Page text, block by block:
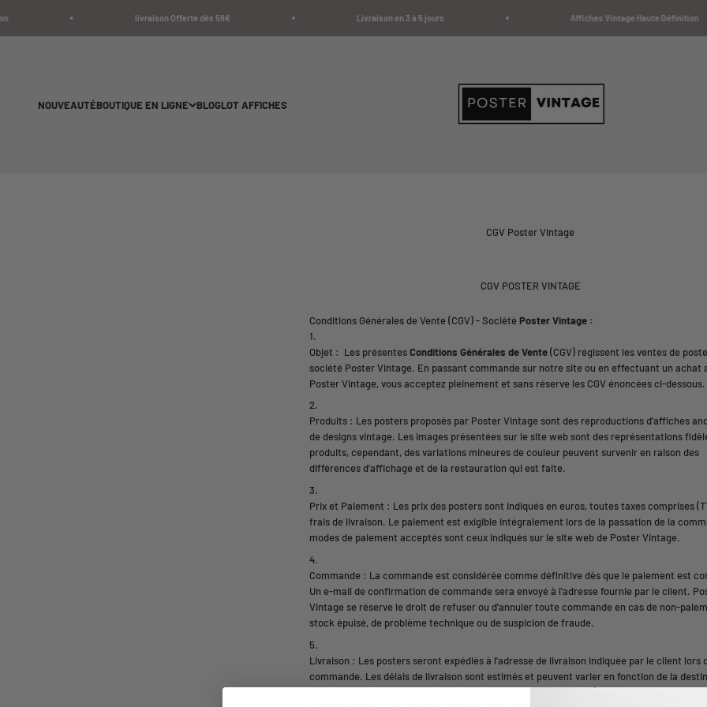
livraison Offerte dès 59€ Livraison en 3 à 5 jours Affiches Vintage Haute Définition
NOUVEAUTÉBOUTIQUE EN LIGNE BLOGLOT AFFICHES
CGV Poster Vintage
CGV POSTER VINTAGE
Conditions Générales de Vente (CGV) - SociétéPoster Vintage :
Objet : Les présentesConditions Générales de Vente(CGV) régissent les ventes de
société Poster Vintage. En passant commande sur notre site ou en effectuant un achat
Poster Vintage, vous acceptez pleinement et sans réserve les CGV énoncées ci-dessous.
Produits : Les posters proposés par Poster Vintage sont des reproductions d'affiches
de designs vintage. Les images présentées sur le site web sont des représentations
produits, cependant, des variations mineures de couleur peuvent survenir en raison des
différences d'affichage et de la restauration qui est faite.
Prix et Paiement : Les prix des posters sont indiqués en euros, toutes taxes comprises
frais de livraison. Le paiement est exigible intégralement lors de la passation de la
modes de paiement acceptés sont ceux indiqués sur le site web de Poster Vintage.
Commande : La commande est considérée comme définitive dès que le paiement est
Un e-mail de confirmation de commande sera envoyé à l'adresse fournie par le client.
Vintage se réserve le droit de refuser ou d'annuler toute commande en cas de non-
stock épuisé, de problème technique ou de suspicion de fraude.
Livraison : Les posters seront expédiés à l'adresse de livraison indiquée par le client lors
commande. Les délais de livraison sont estimés et peuvent varier en fonction de la
Poster Vintage fera de son mieux pour livrer les produits dans les délais indiqués, mais ne